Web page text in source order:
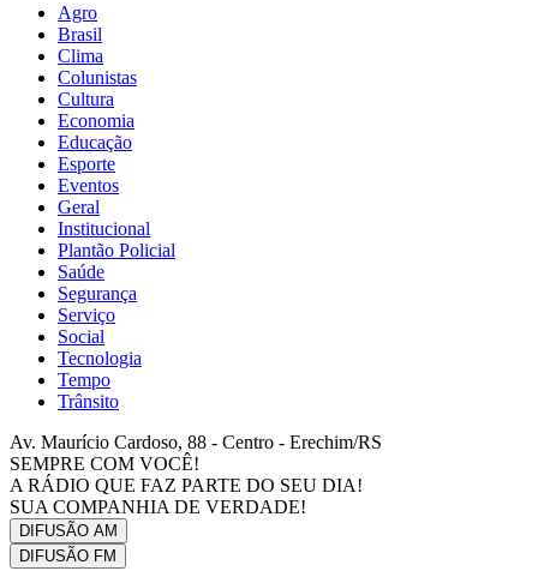
Agro
Brasil
Clima
Colunistas
Cultura
Economia
Educação
Esporte
Eventos
Geral
Institucional
Plantão Policial
Saúde
Segurança
Serviço
Social
Tecnologia
Tempo
Trânsito
Av. Maurício Cardoso, 88 - Centro - Erechim/RS
SEMPRE COM VOCÊ!
A RÁDIO QUE FAZ PARTE DO SEU DIA!
SUA COMPANHIA DE VERDADE!
DIFUSÃO AM
DIFUSÃO FM